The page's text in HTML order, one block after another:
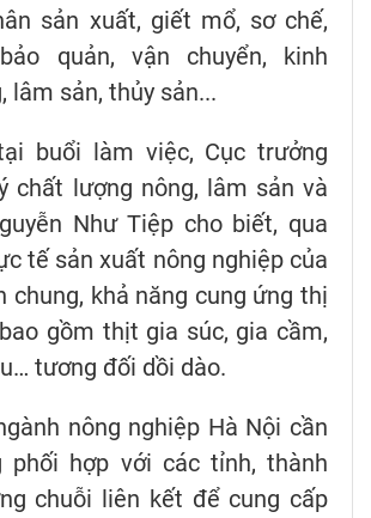
sản xuất, giết mổ, sơ chế,
quản, vận chuyển, kinh
lâm sản, thủy sản...
buổi làm việc, Cục trưởng
chất lượng nông, lâm sản và
Như Tiệp cho biết, qua
tế sản xuất nông nghiệp của
chung, khả năng cung ứng thị
gồm thịt gia súc, gia cầm,
tương đối dồi dào.
nông nghiệp Hà Nội cần
phối hợp với các tỉnh, thành
chuỗi liên kết để cung cấp